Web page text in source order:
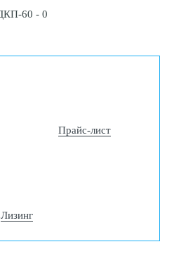
Прайс-лист
Лизинг